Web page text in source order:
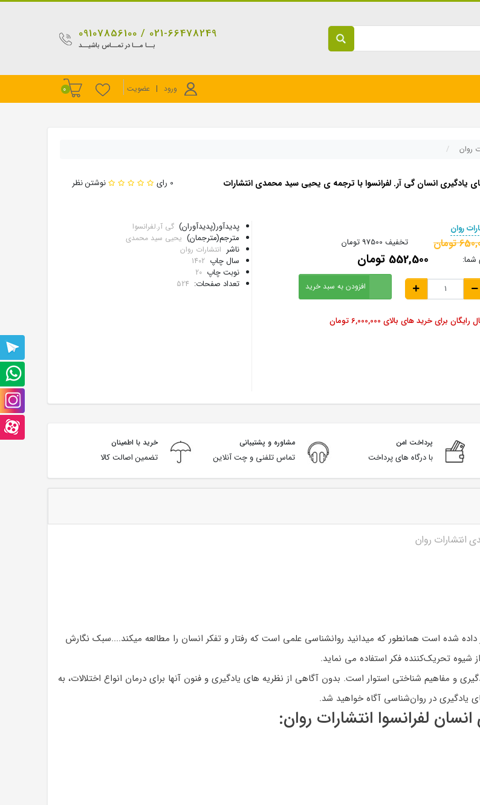
021-66478249 / 09107856100
بــا مــا در تمــاس باشیــد
ورود | عضویت 0
روان
یادگیری انسان گی آر. لفرانسوا با ترجمه ی یحیی سید محمدی انتشارات
0 رای نوشتن نظر
روان
تومان تخفیف 97500 تومان
شما:
552,500 تومان
افزودن به سبد خرید
رایگان برای خرید های بالای 6,000,000 تومان
پدیدآور(پدیدآوران) گی آر.لفرانسوا
مترجم(مترجمان) یحیی سید محمدی
ناشر انتشارات روان
سال چاپ 1402
نوبت چاپ 20
تعداد صفحات: 524
پرداخت امن
با درگاه های پرداخت
مشاوره و پشتیبانی
تماس تلفنی و چت آنلاین
خرید با اطمینان
تضمین اصالت کالا
انتشارات روان
شده است همانطور که میدانید روانشناسی علمی است که رفتار و تفکر انسان را مطالعه میکند....سبک نگارش
شیوه تحریک‌کننده فکر استفاده می نماید.
و مفاهیم شناختی استوار است. بدون آگاهی از نظریه های یادگیری و فنون آنها برای درمان انواع اختلالات، به
یادگیری در روان‌شناسی آگاه خواهید شد.
لفرانسوا انتشارات روان:
پشتیبانی
تلگرام
پشتیبانی
واتس
آپ
صفحه
اینستاگرام
صفحه